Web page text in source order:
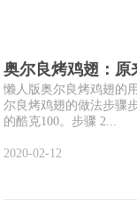
奥尔良烤鸡翅：
懒人版奥尔良烤鸡翅的
尔良烤鸡翅的做法步骤
的酷克100。步骤 2...
2020-02-12